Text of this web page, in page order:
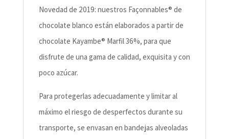
Novedad de 2019: nuestros Façonnables® de
chocolate blanco están elaborados a partir de
chocolate Kayambe® Marfil 36%, para que
disfrute de una gama de calidad, exquisita y con
poco azúcar.
Para protegerlas adecuadamente y limitar al
máximo el riesgo de desperfectos durante su
transporte, se envasan en bandejas alveoladas